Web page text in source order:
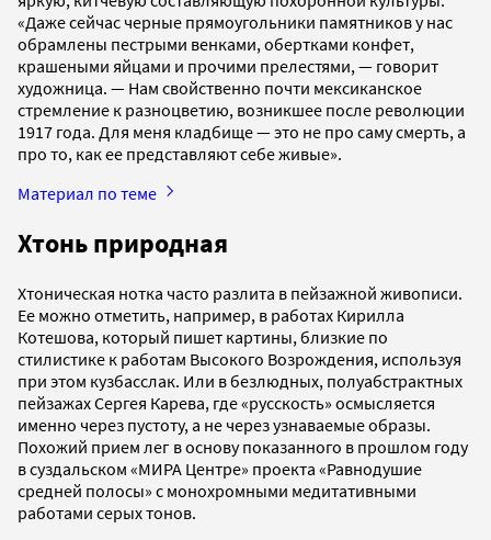
«Даже сейчас черные прямоугольники памятников у нас
обрамлены пестрыми венками, обертками конфет,
крашеными яйцами и прочими прелестями, — говорит
художница. — Нам свойственно почти мексиканское
стремление к разноцветию, возникшее после революции
1917 года. Для меня кладбище — это не про саму смерть, а
про то, как ее представляют себе живые».
Материал по теме
Хтонь природная
Хтоническая нотка часто разлита в пейзажной живописи.
Ее можно отметить, например, в работах Кирилла
Котешова, который пишет картины, близкие по
стилистике к работам Высокого Возрождения, используя
при этом кузбасслак. Или в безлюдных, полуабстрактных
пейзажах Сергея Карева, где «русскость» осмысляется
именно через пустоту, а не через узнаваемые образы.
Похожий прием лег в основу показанного в прошлом году
в суздальском «МИРА Центре» проекта «Равнодушие
средней полосы» с монохромными медитативными
работами серых тонов.